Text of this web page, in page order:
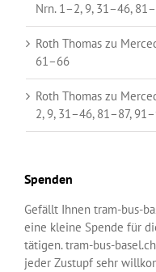
Nrn. 1–2, 9, 31–46,
Roth Thomas zu
61–66
Roth Thomas zu
2, 9, 31–46, 81–87,
Spenden
Gefällt Ihnen tram-bus-
eine kleine Spende für
tätigen. tram-bus-
jeder Zustupf sehr